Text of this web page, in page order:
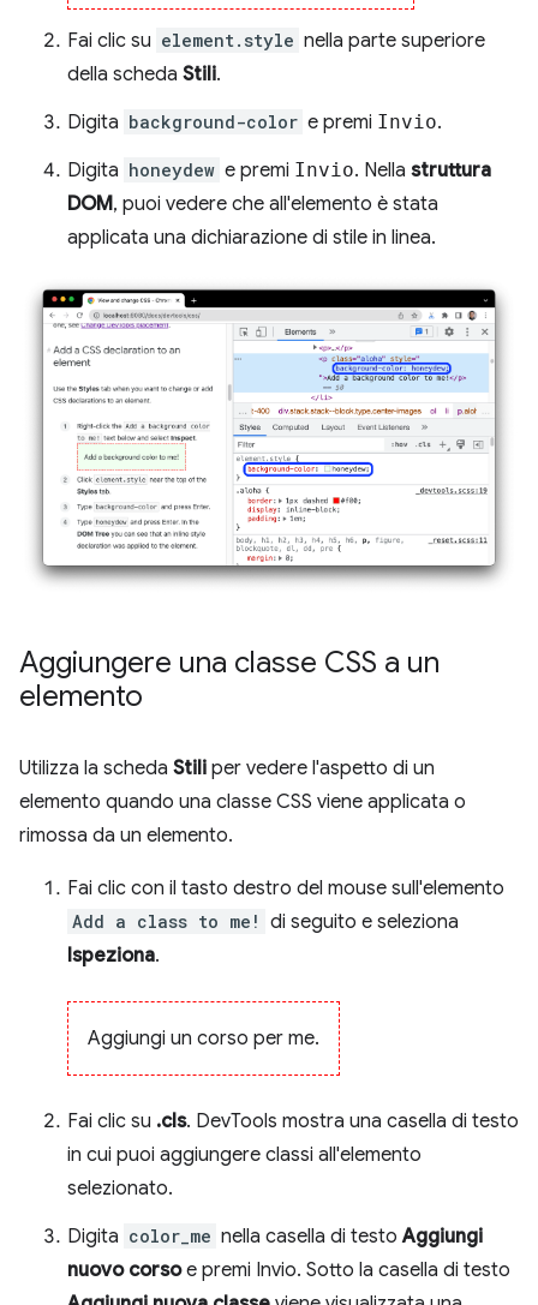
Fai clic su element.style nella parte superiore
della scheda Stili.
Digita background-color e premi Invio.
Digita honeydew e premi Invio. Nella struttura
DOM, puoi vedere che all'elemento è stata
applicata una dichiarazione di stile in linea.
Aggiungere una classe CSS a un
elemento
Utilizza la scheda Stili per vedere l'aspetto di un
elemento quando una classe CSS viene applicata o
rimossa da un elemento.
Fai clic con il tasto destro del mouse sull'elemento
Add a class to me! di seguito e seleziona
Ispeziona.
Aggiungi un corso per me.
Fai clic su .cls. DevTools mostra una casella di testo
in cui puoi aggiungere classi all'elemento
selezionato.
Digita color_me nella casella di testoAggiungi
nuovo corsoe premi Invio. Sotto la casella di testo